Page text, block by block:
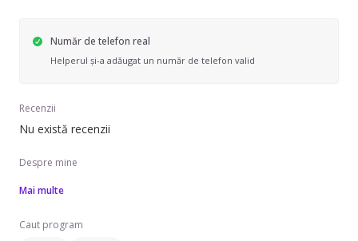
Număr de telefon real
Helperul și-a adăugat un număr de telefon valid
Recenzii
Nu există recenzii
Despre mine
Mai multe
Caut program